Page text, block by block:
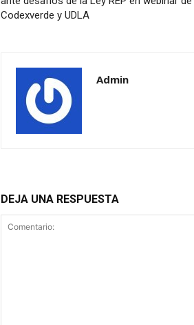
Codexverde y UDLA
Admin
DEJA UNA RESPUESTA